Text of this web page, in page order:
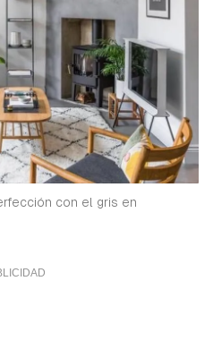
con el gris en